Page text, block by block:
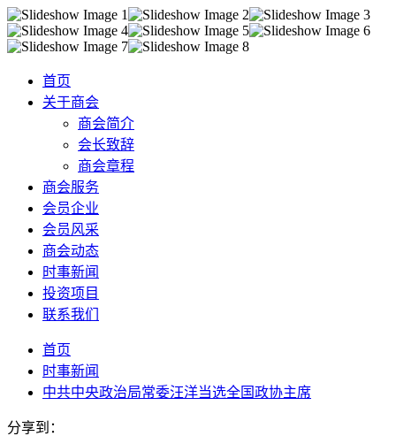
首页
关于商会
商会简介
会长致辞
商会章程
商会服务
会员企业
会员风采
商会动态
时事新闻
投资项目
联系我们
首页
时事新闻
中共中央政治局常委汪洋当选全国政协主席
分享到：